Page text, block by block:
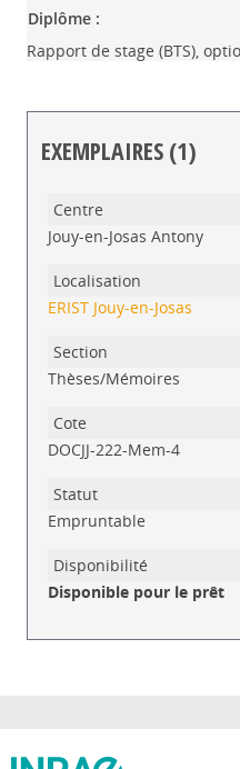
Diplôme :
Rapport de stage (BTS),
EXEMPLAIRES (1)
Jouy-en-Josas Antony
ERIST Jouy-en-Josas
Thèses/Mémoires
DOCJJ-222-Mem-4
Empruntable
Disponible pour le prêt